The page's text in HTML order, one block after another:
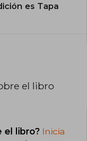
es Tapa
el libro
el libro? Inicia